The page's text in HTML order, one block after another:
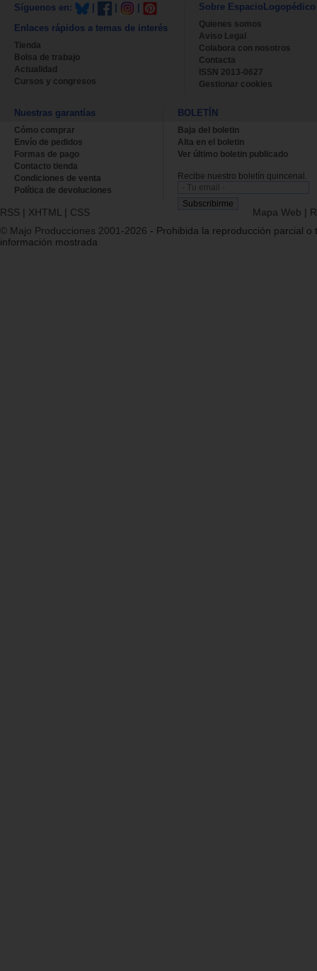
Síguenos en:
Enlaces rápidos a temas de interés
Tienda
Bolsa de trabajo
Actualidad
Cursos y congresos
Sobre EspacioLogopédico
Quienes somos
Aviso Legal
Colabora con nosotros
Contacta
ISSN 2013-0627
Gestionar cookies
Nuestras garantías
Cómo comprar
Envío de pedidos
Formas de pago
Contacto tienda
Condiciones de venta
Política de devoluciones
BOLETÍN
Baja del boletin
Alta en el boletin
Ver último boletin publicado
Recibe nuestro boletín quincenal.
RSS | XHTML | CSS Mapa Web |
© Majo Producciones 2001-2026 - Prohibida la reproducción parcial o
información mostrada